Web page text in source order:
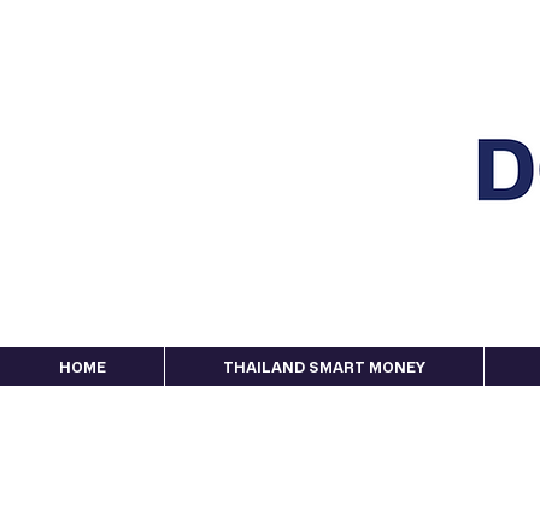
HOME THAILAND SMART MONEY